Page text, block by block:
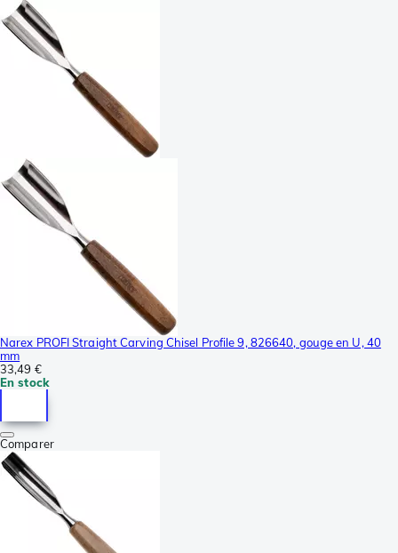
Narex PROFI Straight Carving Chisel Profile 9, 826640, gouge en U, 40
mm
33,49 €
En stock
Comparer